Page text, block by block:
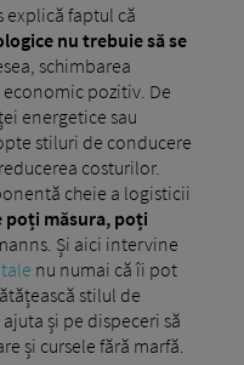
explică faptul că
nu trebuie să se
schimbarea
pozitiv. De
energetice sau
stiluri de conducere
costurilor.
cheie a logisticii
poți măsura, poți
Și aici intervine
nu numai că îi pot
stilul de
și pe dispeceri să
și cursele fără marfă.